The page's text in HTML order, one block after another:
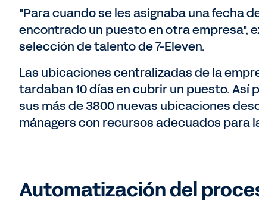
"Para cuando se les asignaba una fecha
encontrado un puesto en otra empresa",
selección de talento de 7-Eleven.
Las ubicaciones centralizadas de la
tardaban 10 días en cubrir un puesto. Así
sus más de 3800 nuevas ubicaciones
mánagers con recursos adecuados para
Automatización del